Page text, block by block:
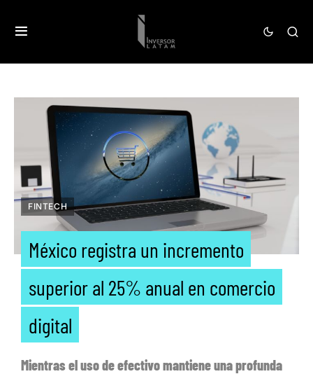
FINTECH
México registra un incremento
superior al 25% anual en comercio
digital
Mientras el uso de efectivo mantiene una profunda